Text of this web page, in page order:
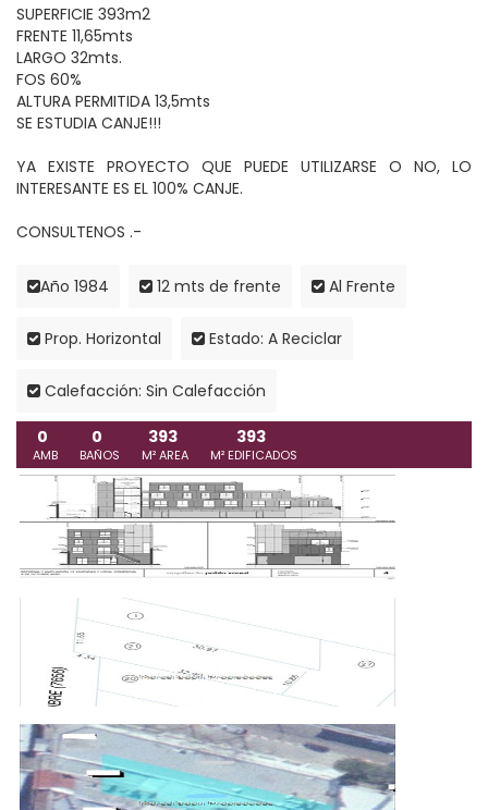
SUPERFICIE 393m2
FRENTE 11,65mts
LARGO 32mts.
FOS 60%
ALTURA PERMITIDA 13,5mts
SE ESTUDIA CANJE!!!
YA EXISTE PROYECTO QUE PUEDE UTILIZARSE O NO, LO
INTERESANTE ES EL 100% CANJE.
CONSULTENOS .-
Año 1984 12 mts de frente Al Frente
Prop. Horizontal Estado: A Reciclar
Calefacción: Sin Calefacción
0
AMB
0
BAÑOS
393
M² AREA
393
M² EDIFICADOS